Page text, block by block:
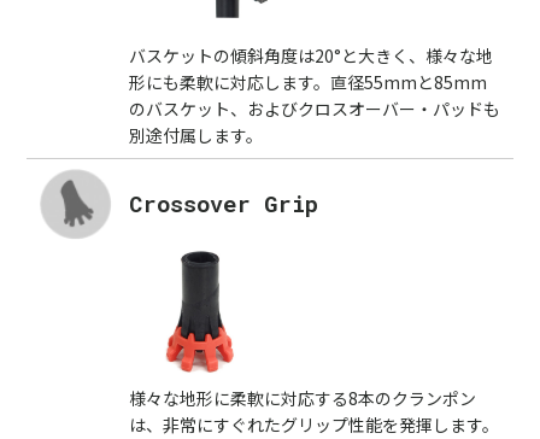
バスケットの傾斜角度は20°と大きく、様々な地
形にも柔軟に対応します。直径55mmと85mm
のバスケット、およびクロスオーバー・パッドも
別途付属します。
Crossover Grip
様々な地形に柔軟に対応する8本のクランポン
は、非常にすぐれたグリップ性能を発揮します。